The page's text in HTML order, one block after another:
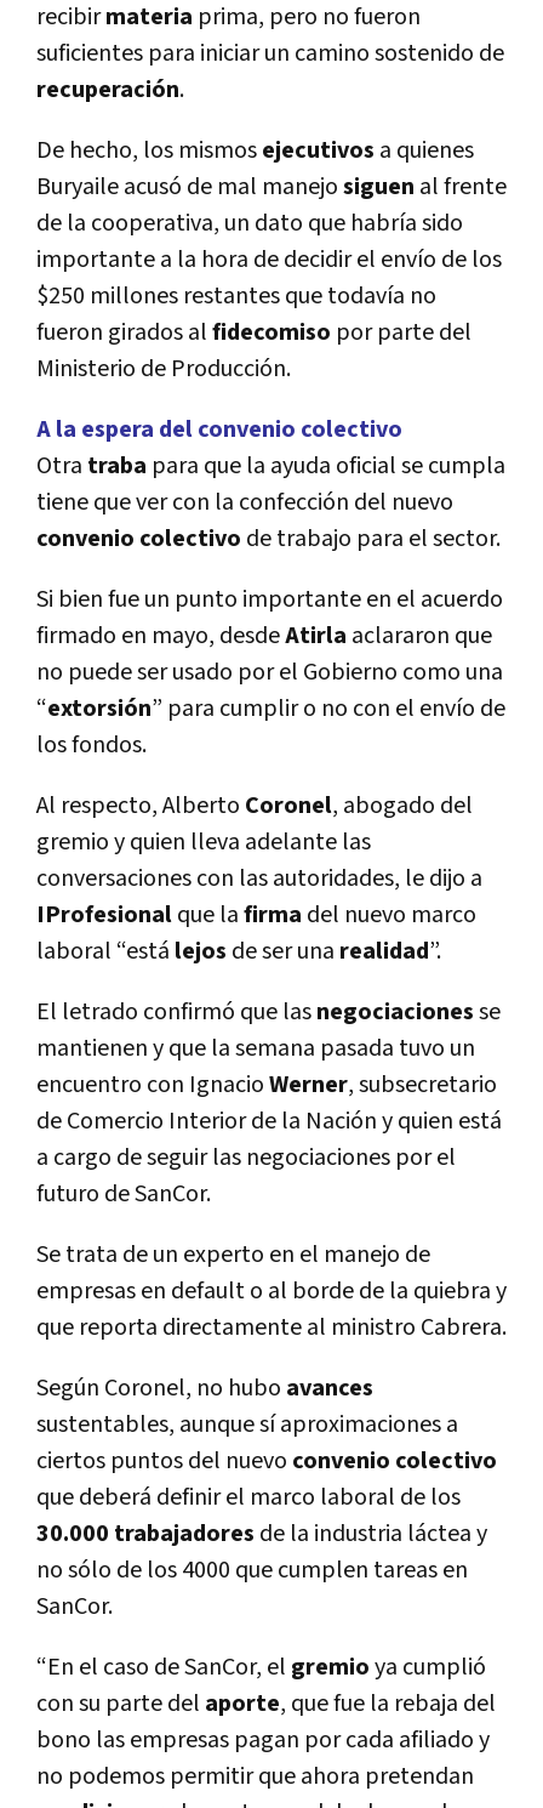
recibirmateria prima, pero no fueron
suficientes para iniciar un camino sostenido de
recuperación.
De hecho, los mismosejecutivos a quienes
Buryaile acusó de mal manejosiguen al frente
de la cooperativa, un dato que habría sido
importante a la hora de decidir el envío de los
$250 millones restantes que todavía no
fueron girados alfidecomiso por parte del
Ministerio de Producción.
A la espera del convenio colectivo
Otra traba para que la ayuda oficial se cumpla
tiene que ver con la confección del nuevo
convenio colectivo de trabajo para el sector.
Si bien fue un punto importante en el acuerdo
firmado en mayo, desdeAtirla aclararon que
no puede ser usado por el Gobierno como una
“extorsión” para cumplir o no con el envío de
los fondos.
Al respecto, Alberto Coronel, abogado del
gremio y quien lleva adelante las
conversaciones con las autoridades, le dijo a
IProfesionalque lafirma del nuevo marco
laboral “está lejos de ser una realidad”.
El letrado confirmó que lasnegociacionesse
mantienen y que la semana pasada tuvo un
encuentro con IgnacioWerner, subsecretario
de Comercio Interior de la Nación y quien está
a cargo de seguir las negociaciones por el
futuro de SanCor.
Se trata de un experto en el manejo de
empresas en default o al borde de la quiebra y
que reporta directamente al ministro Cabrera.
Según Coronel, no hubo avances
sustentables, aunque sí aproximaciones a
ciertos puntos del nuevo convenio colectivo
que deberá definir el marco laboral de los
30.000 trabajadores de la industria láctea y
no sólo de los 4000 que cumplen tareas en
SanCor.
“En el caso de SanCor, el gremioya cumplió
con su parte del aporte, que fue la rebaja del
bono las empresas pagan por cada afiliado y
no podemos permitir que ahora pretendan